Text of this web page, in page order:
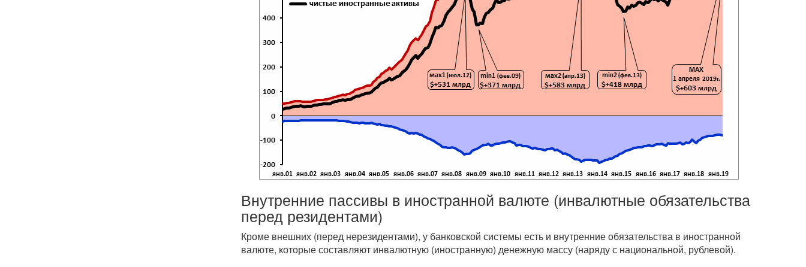
Внутренние пассивы в иностранной валюте (инвалютные обязательства
перед резидентами)
Кроме внешних (перед нерезидентами), у банковской системы есть и внутренние обязательства в иностранной
валюте, которые составляют инвалютную (иностранную) денежную массу (наряду с национальной, рублевой).